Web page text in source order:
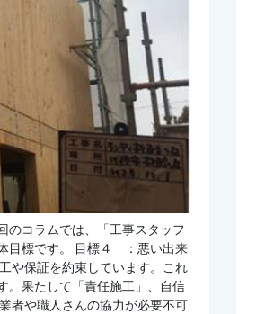
のコラムでは、「工事スタッフ
目標です。 目標４ ：悪い出来
や保証を約束しています。これ
。果たして「責任施工」、自信
者や職人さんの協力が必要不可